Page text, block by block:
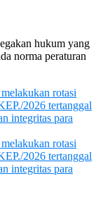
hukum yang
norma peraturan